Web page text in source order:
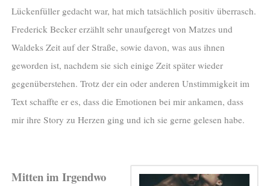
Lückenfüller gedacht war, hat mich tatsächlich positiv überrasch.
Frederick Becker erzählt sehr unaufgeregt von Matzes und
Waldeks Zeit auf der Straße, sowie davon, was aus ihnen
geworden ist, nachdem sie sich einige Zeit später wieder
gegenüberstehen. Trotz der ein oder anderen Unstimmigkeit im
Text schaffte er es, dass die Emotionen bei mir ankamen, dass
mir ihre Story zu Herzen ging und ich sie gerne gelesen habe.
Mitten im Irgendwo